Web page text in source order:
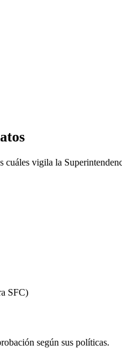
vigila la
SFC)
según sus políticas.